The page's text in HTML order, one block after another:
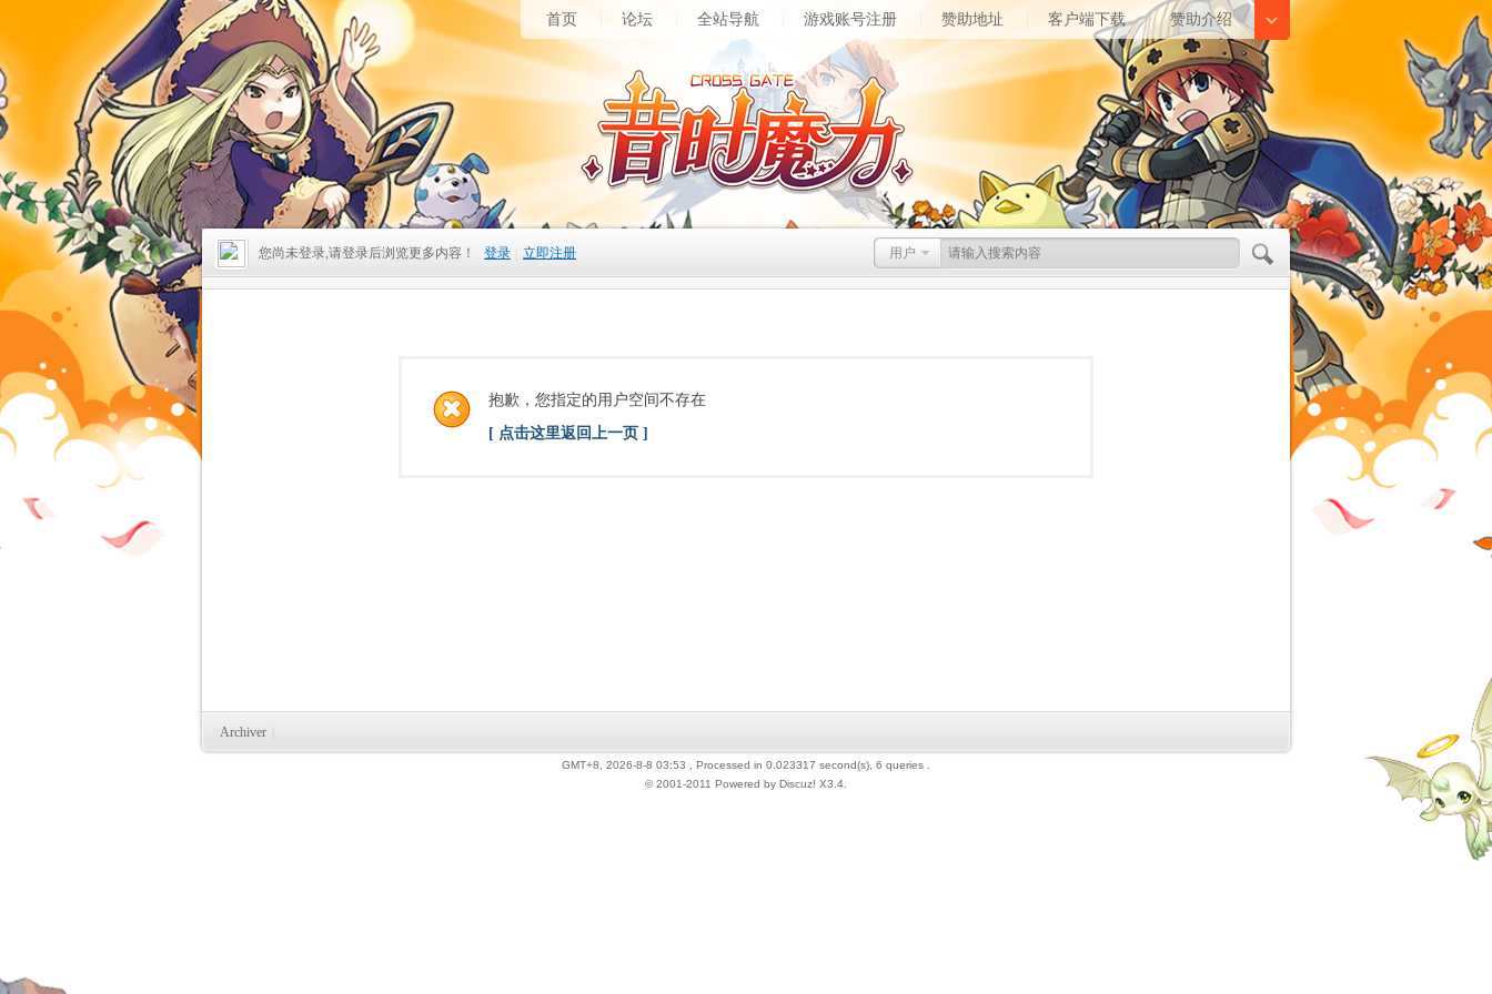
首页 论坛 全站导航 游戏账号注册 赞助地址 客户端下载 赞助介绍
用户
您尚未登录,请登录后浏览更多内容！ 登录 立即注册
抱歉，您指定的用户空间不存在
[ 点击这里返回上一页 ]
Archiver
GMT+8, 2026-8-8 03:53
, Processed in 0.023317 second(s), 6 queries .
© 2001-2011 Powered by Discuz! X3.4